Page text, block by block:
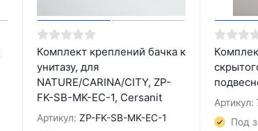
Комплект креплений бачка к
унитазу, для
NATURE/CARINA/CITY, ZP-
FK-SB-MK-EC-1, Cersanit
Артикул: ZP-FK-SB-MK-EC-1
Артикул:
Под